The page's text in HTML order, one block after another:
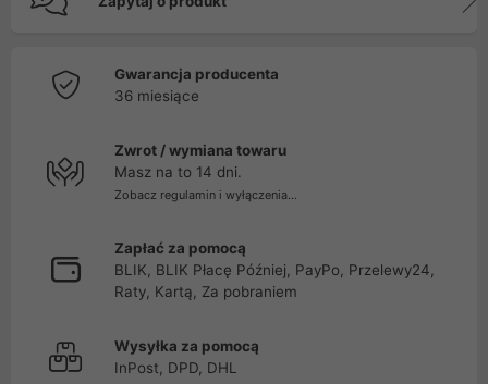
Gwarancja producenta
36 miesiące
Zwrot / wymiana towaru
Masz na to 14 dni.
Zobacz regulamin i wyłączenia...
Zapłać za pomocą
BLIK, BLIK Płacę Później, PayPo, Przelewy24,
Raty, Kartą, Za pobraniem
Wysyłka za pomocą
InPost, DPD, DHL